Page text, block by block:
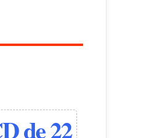
de 22